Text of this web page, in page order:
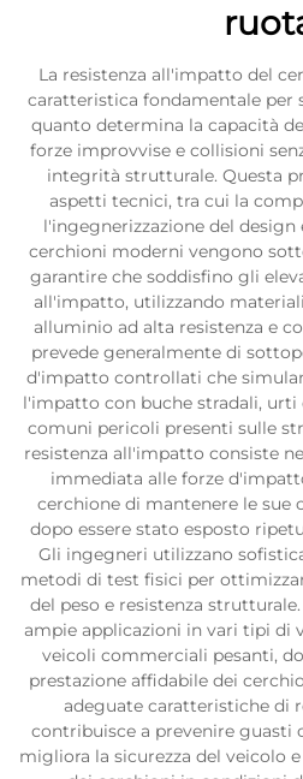
La resistenza all'impatto del
caratteristica fondamentale per
quanto determina la capacità
forze improvvise e collisioni
integrità strutturale. Questa
aspetti tecnici, tra cui la
l'ingegnerizzazione del
cerchioni moderni vengono
garantire che soddisfino gli
all'impatto, utilizzando
alluminio ad alta resistenza e
prevede generalmente di
d'impatto controllati che
l'impatto con buche stradali,
comuni pericoli presenti sulle
resistenza all'impatto consiste
immediata alle forze
cerchione di mantenere le sue
dopo essere stato esposto
Gli ingegneri utilizzano
metodi di test fisici per
del peso e resistenza
ampie applicazioni in vari tipi di
veicoli commerciali pesanti,
prestazione affidabile dei
adeguate caratteristiche di
contribuisce a prevenire guasti
migliora la sicurezza del veicolo